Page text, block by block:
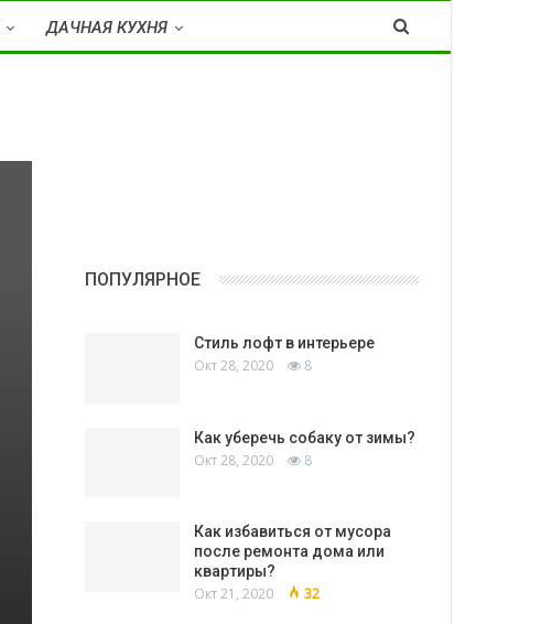
ДАЧНАЯ КУХНЯ
ПОПУЛЯРНОЕ
Стиль лофт в интерьере
Окт 28, 2020 8
Как уберечь собаку от зимы?
Окт 28, 2020 8
Как избавиться от мусора
после ремонта дома или
квартиры?
Окт 21, 2020 32